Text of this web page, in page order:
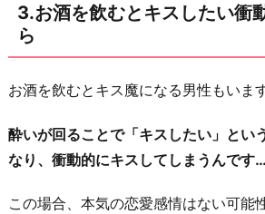
た
ス
と
い
行
3.お酒を飲むとキスしたい衝
ら
お酒を飲むとキス魔になる男性もいます
酔いが回ることで「キスしたい」とい
なり、衝動的にキスしてしまうんです…
この場合、本気の恋愛感情はない可能